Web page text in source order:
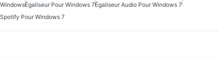
WindowsÉgaliseur Pour Windows 7Égaliseur Audio Pour Windows 7
Spotify Pour Windows 7